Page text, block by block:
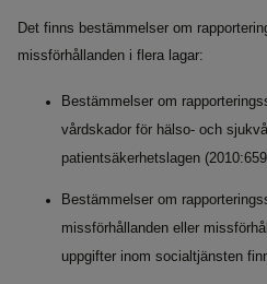
Det finns bestämmelser om
missförhållanden i flera lagar:
Bestämmelser om
vårdskador för hälso- och
patientsäkerhetslagen
Bestämmelser om
missförhållanden eller
uppgifter inom socialtjänsten